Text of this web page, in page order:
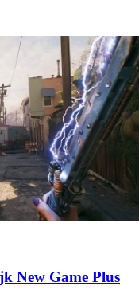
New Game Plus